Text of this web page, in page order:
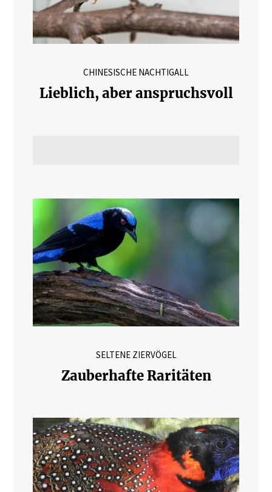
CHINESISCHE NACHTIGALL
Lieblich, aber anspruchsvoll
SELTENE ZIERVÖGEL
Zauberhafte Raritäten